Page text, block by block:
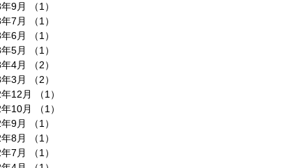
9月
（1）
7月
（1）
6月
（1）
5月
（1）
4月
（2）
3月
（2）
12月
（1）
10月
（1）
9月
（1）
8月
（1）
7月
（1）